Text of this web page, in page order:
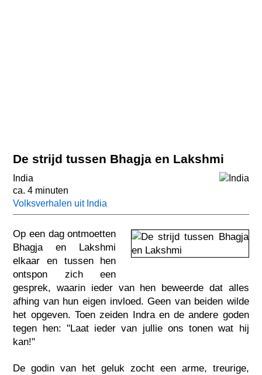
De strijd tussen Bhagja en Lakshmi
India
ca. 4 minuten
Volksverhalen uit India
Op een dag ontmoetten
Bhagja en Lakshmi
elkaar en tussen hen
ontspon zich een
gesprek, waarin ieder van hen beweerde dat alles
afhing van hun eigen invloed. Geen van beiden wilde
het opgeven. Toen zeiden Indra en de andere goden
tegen hen: "Laat ieder van jullie ons tonen wat hij
kan!"
De godin van het geluk zocht een arme, treurige,